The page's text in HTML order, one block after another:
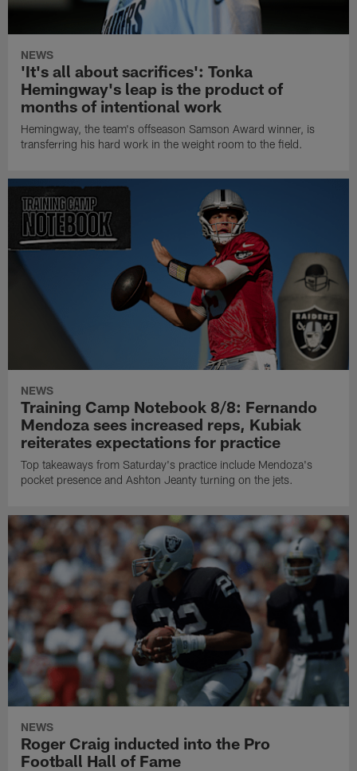
NEWS
'It's all about sacrifices': Tonka
Hemingway's leap is the product of
months of intentional work
Hemingway, the team's offseason Samson Award winner, is
transferring his hard work in the weight room to the field.
NEWS
Training Camp Notebook 8/8: Fernando
Mendoza sees increased reps, Kubiak
reiterates expectations for practice
Top takeaways from Saturday's practice include Mendoza's
pocket presence and Ashton Jeanty turning on the jets.
NEWS
Roger Craig inducted into the Pro
Football Hall of Fame